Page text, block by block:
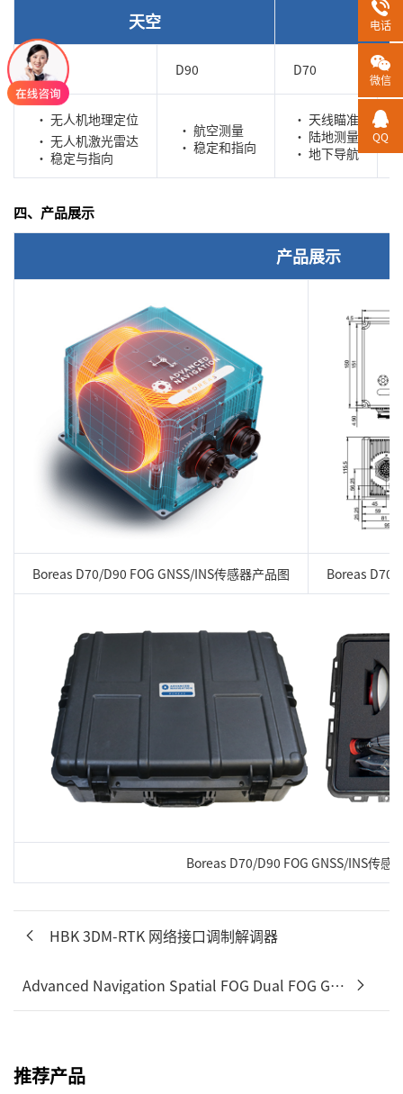
天空 陆地
D70 D90 D70
• 无人机地理定位
• 无人机激光雷达
• 稳定与指向
• 航空测量
• 稳定和指向
• 天线瞄准
• 陆地测量
• 地下导航
四、产品展示
产品展示
Boreas D70/D90 FOG GNSS/INS传感器产品图 Boreas D70/
Boreas D70/D90 FOG GNSS/INS传感
HBK 3DM-RTK 网络接口调制解调器
Advanced Navigation Spatial FOG Dual FOG GNSS/INS ...
推荐产品
电话
微信
QQ